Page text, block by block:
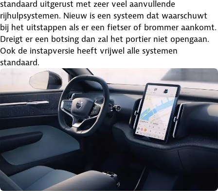
standaard uitgerust met zeer veel aanvullende
rijhulpsystemen. Nieuw is een systeem dat waarschuwt
bij het uitstappen als er een fietser of brommer aankomt.
Dreigt er een botsing dan zal het portier niet opengaan.
Ook de instapversie heeft vrijwel alle systemen
standaard.